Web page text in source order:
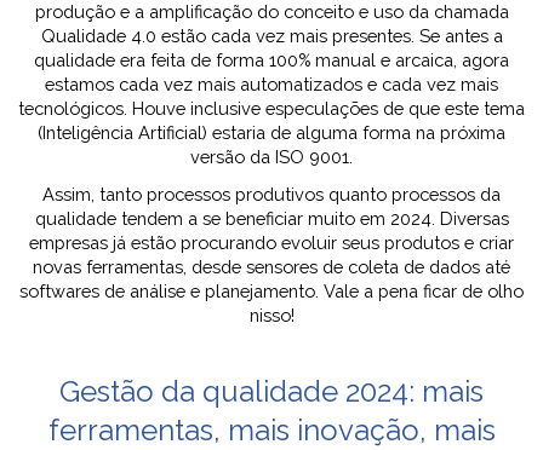
produção e a amplificação do conceito e uso da chamada
Qualidade 4.0 estão cada vez mais presentes. Se antes a
qualidade era feita de forma 100% manual e arcaica, agora
estamos cada vez mais automatizados e cada vez mais
tecnológicos. Houve inclusive especulações de que este tema
(Inteligência Artificial) estaria de alguma forma na próxima
versão da ISO 9001.
Assim, tanto processos produtivos quanto processos da
qualidade tendem a se beneficiar muito em 2024. Diversas
empresas já estão procurando evoluir seus produtos e criar
novas ferramentas, desde sensores de coleta de dados até
softwares de análise e planejamento. Vale a pena ficar de olho
nisso!
Gestão da qualidade 2024: mais
ferramentas, mais inovação, mais